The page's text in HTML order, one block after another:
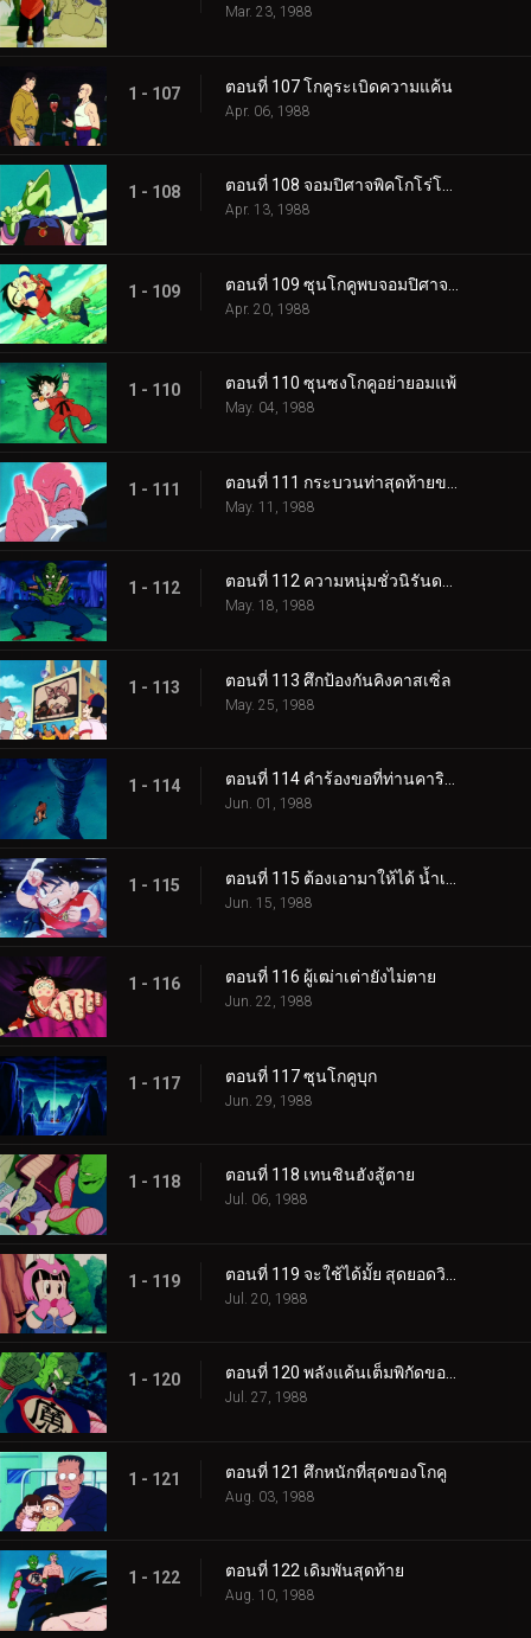
Mar. 23, 1988
1 - 107 ตอนที่ 107 โกคูระเบิดความแค้น
Apr. 06, 1988
1 - 108 ตอนที่ 108 จอมปิศาจพิคโกโร่โกรธแล้ว
Apr. 13, 1988
1 - 109
Apr. 20, 1988
1 - 110 ตอนที่ 110 ซุนซงโกคูอย่ายอมแพ้
May. 04, 1988
1 - 111
May. 11, 1988
1 - 112 ตอนที่ 112 ความหนุ่มชั่วนิรันดร์ของพิคโกโร่
May. 18, 1988
1 - 113 ตอนที่ 113 ศึกป้องกันคิงคาสเซิ่ล
May. 25, 1988
1 - 114 ตอนที่ 114 คำร้องขอที่ท่านคารินลำบากใจ
Jun. 01, 1988
1 - 115
Jun. 15, 1988
1 - 116 ตอนที่ 116 ผู้เฒ่าเต่ายังไม่ตาย
Jun. 22, 1988
1 - 117 ตอนที่ 117 ซุนโกคูบุก
Jun. 29, 1988
1 - 118 ตอนที่ 118 เทนชินฮังสู้ตาย
Jul. 06, 1988
1 - 119
Jul. 20, 1988
1 - 120 ตอนที่ 120 พลังแค้นเต็มพิกัดของโกคู
Jul. 27, 1988
1 - 121 ตอนที่ 121 ศึกหนักที่สุดของโกคู
Aug. 03, 1988
1 - 122 ตอนที่ 122 เดิมพันสุดท้าย
Aug. 10, 1988